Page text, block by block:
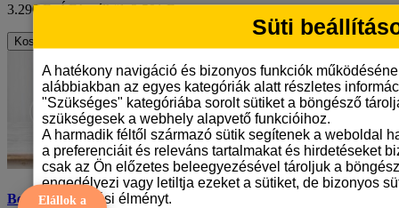
3.290 FtÁFA nélkül: 2.591 Ft
Kosárba
Belga juhász - malinois mintás karácsonyi bögre
Elállok a
Süti
A hatékony navigáció és bizonyos funkciók
alábbiakban az egyes kategóriák alatt részletes
"Szükséges" kategóriába sorolt sütiket a böngésző
szükségesek a webhely alapvető funkcióihoz.
A harmadik féltől származó sütik segítenek a weboldal
a preferenciáit és releváns tartalmakat és hirdetéseket
csak az Ön előzetes beleegyezésével tároljuk a
engedélyezi vagy letiltja ezeket a sütiket, de bizonyos
böngészési élményt.